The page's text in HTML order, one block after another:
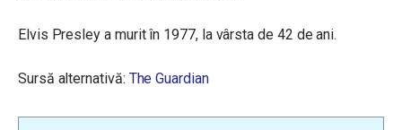
Elvis Presley a murit în 1977, la vârsta de 42 de ani.
Sursă alternativă: The Guardian